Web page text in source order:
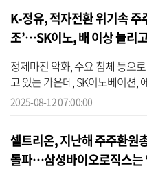
K-정유, 적자전환 위기속 주
조’…SK이노, 배 이상 늘리
일, 싹 줄였다
정제마진 악화, 수요 침체 등으
고 있는 가운데, SK이노베이션,
보를 보이면서 명암이 엇갈리고
2025-08-12 07:00:00
셀트리온, 지난해 주주환원
돌파…삼성바이오로직스는